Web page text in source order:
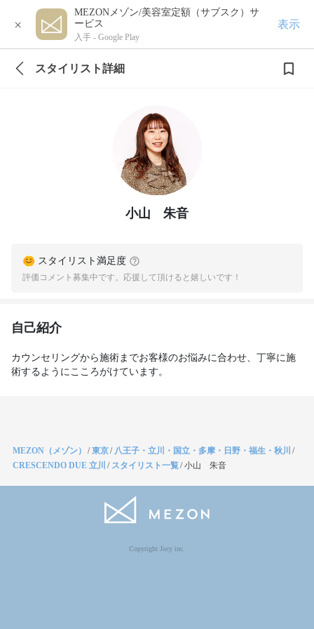
×
MEZONメゾン/美容室定額（サブスク）サ
ービス
入手 - Google Play
表示
スタイリスト詳細
小山 朱音
スタイリスト満足度
評価コメント募集中です。応援して頂けると嬉しいです！
自己紹介
カウンセリングから施術までお客様のお悩みに合わせ、丁寧に施
術するようにこころがけています。
MEZON（メゾン） /東京/ 八王子・立川・国立・多摩・日野・福生・秋川 /
CRESCENDO DUE 立川 / スタイリスト一覧/小山 朱音
Copyright Jocy inc.